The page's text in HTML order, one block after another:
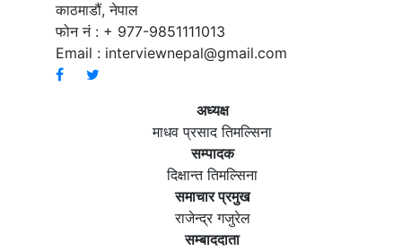
काठमाडौं, नेपाल
फोन नं : + 977-9851111013
Email : interviewnepal@gmail.com
अध्यक्ष
माधव प्रसाद तिमल्सिना
सम्पादक
दिक्षान्त तिमल्सिना
समाचार प्रमुख
राजेन्द्र गजुरेल
सम्बाददाता